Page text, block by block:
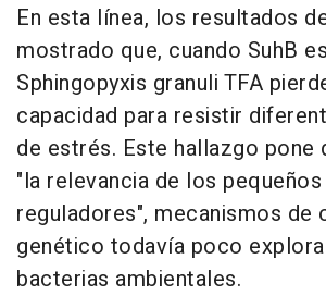
En esta línea, los resultados
mostrado que, cuando SuhB
Sphingopyxis granuli TFA
capacidad para resistir
de estrés. Este hallazgo pone
"la relevancia de los pequeños
reguladores", mecanismos de
genético todavía poco
bacterias ambientales.